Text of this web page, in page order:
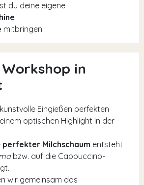
du deine eigene
mitbringen.
in
Eingießen perfekten
optischen Highlight in der
perfekter Milchschaum entsteht
bzw. auf die Cappuccino-
wir gemeinsam das